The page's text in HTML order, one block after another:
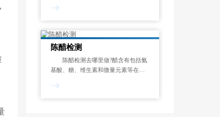
术经验，在国内建设了优质可靠的分
严谨、可靠，全国支持扫码查询。
陈醋检测
陈醋检测去哪里做?醋含有包括氨
基酸、糖、维生素和微量元素等在内
析研究所调味料分析实验室可对各类